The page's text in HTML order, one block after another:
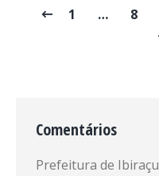
1 … 8
Comentários
Prefeitura de